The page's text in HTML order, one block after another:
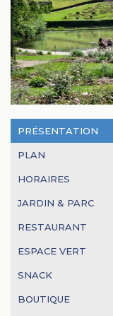
PRÉSENTATION
PLAN
HORAIRES
JARDIN & PARC
RESTAURANT
ESPACE VERT
SNACK
BOUTIQUE